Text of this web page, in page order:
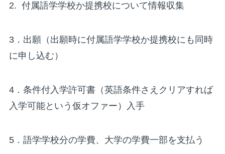
2. 付属語学学校か提携校について情報収集
3．出願（出願時に付属語学学校か提携校にも同時
に申し込む）
4．条件付入学許可書（英語条件さえクリアすれば
入学可能という仮オファー）入手
5．語学学校分の学費、大学の学費一部を支払う